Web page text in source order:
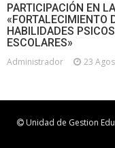
PARTICIPACIÓN EN
«FORTALECIMIENTO
HABILIDADES
ESCOLARES»
Administrador 23
Unidad de Gestion